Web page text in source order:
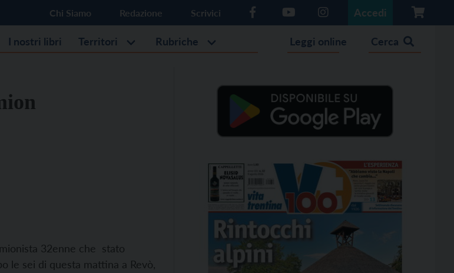
Chi Siamo Redazione Scrivici Accedi
I nostri libri Territori Rubriche Leggi online Cerca
32enne che stato
le sei di questa mattina a Revò,